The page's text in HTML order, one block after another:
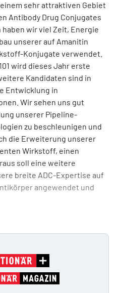
sehr attraktiven Gebiet
Antibody Drug Conjugates
haben wir viel Zeit, Energie
unserer auf Amanitin
Konjugate verwendet.
wird dieses Jahr erste
Kandidaten sind in
Entwicklung in
Wir sehen uns gut
unserer Pipeline-
zu beschleunigen und
die Erweiterung unserer
Wirkstoff, einen
soll eine weitere
breite ADC-Expertise auf
angewendet und